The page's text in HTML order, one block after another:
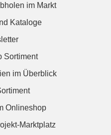
im Markt
Kataloge
Sortiment
im Überblick
Onlineshop
Marktplatz